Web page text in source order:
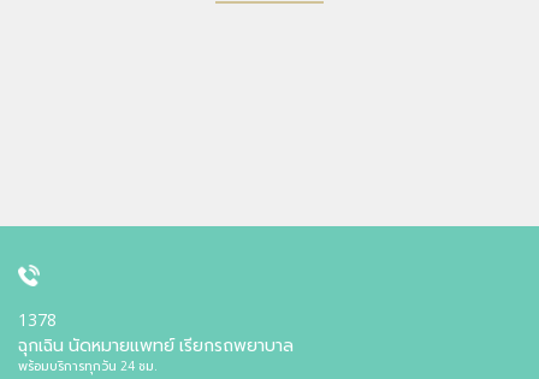
1378
ฉุกเฉิน นัดหมายแพทย์ เรียกรถพยาบาล
พร้อมบริการทุกวัน 24 ชม.